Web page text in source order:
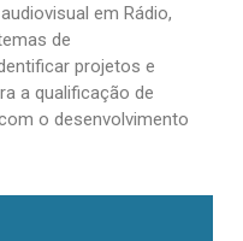
em Rádio,
de
projetos e
a qualificação de
o desenvolvimento